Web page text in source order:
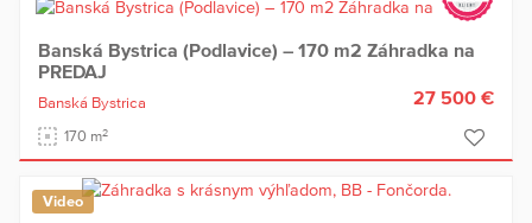
Banská Bystrica (Podlavice) – 170 m2 Záhradka na
PREDAJ
Banská Bystrica
170 m2
27 500 €
Video